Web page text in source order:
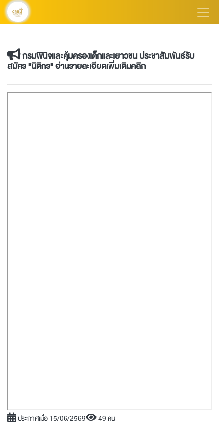
กรมพินิจและคุ้มครองเด็กและเยาวชน ประชาสัมพันธ์รับ
สมัคร "นิติกร" อ่านรายละเอียดเพิ่มเติมคลิก
ประกาศเมื่อ 15/06/2569 49 คน